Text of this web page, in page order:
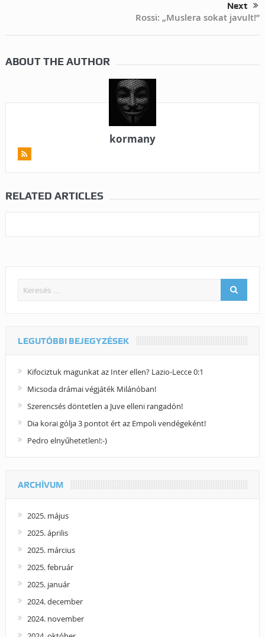
Next
Rossi: „Muslera sokat javult!”
ABOUT THE AUTHOR
kormany
RELATED ARTICLES
LEGUTÓBBI BEJEGYZÉSEK
Kifociztuk magunkat az Inter ellen? Lazio-Lecce 0:1
Micsoda drámai végjáték Milánóban!
Szerencsés döntetlen a Juve elleni rangadón!
Dia korai gólja 3 pontot ért az Empoli vendégeként!
Pedro elnyűhetetlen!:-)
ARCHÍVUM
2025. május
2025. április
2025. március
2025. február
2025. január
2024. december
2024. november